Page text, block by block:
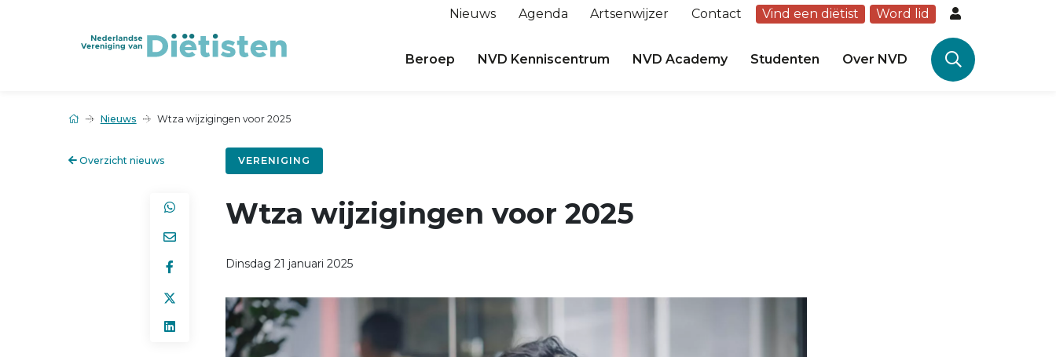
Nieuws Agenda Artsenwijzer Contact Vind een diëtist Word lid
Beroep NVD Kenniscentrum NVD Academy Studenten Over NVD
Nieuws Wtza wijzigingen voor 2025
Overzicht nieuws VERENIGING
Wtza wijzigingen voor 2025
Dinsdag 21 januari 2025